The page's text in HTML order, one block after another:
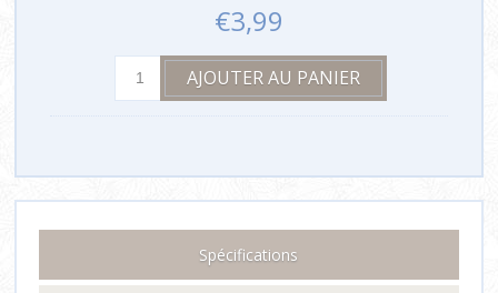
€3,99
Spécifications